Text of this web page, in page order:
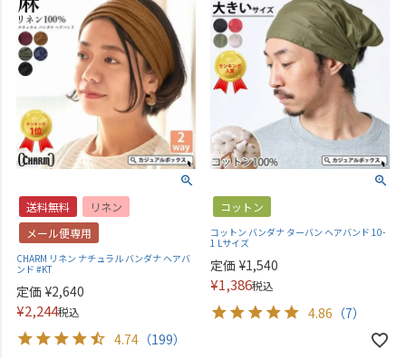
送料無料
リネン
メール便専用
CHARM リネン ナチュラル バンダナ ヘアバ
ンド #KT
定価 ¥2,640
¥2,244税込
4.74 （199）
コットン
コットン バンダナ ターバン ヘアバンド 10-
1 Lサイズ
定価 ¥1,540
¥1,386税込
4.86 （7）